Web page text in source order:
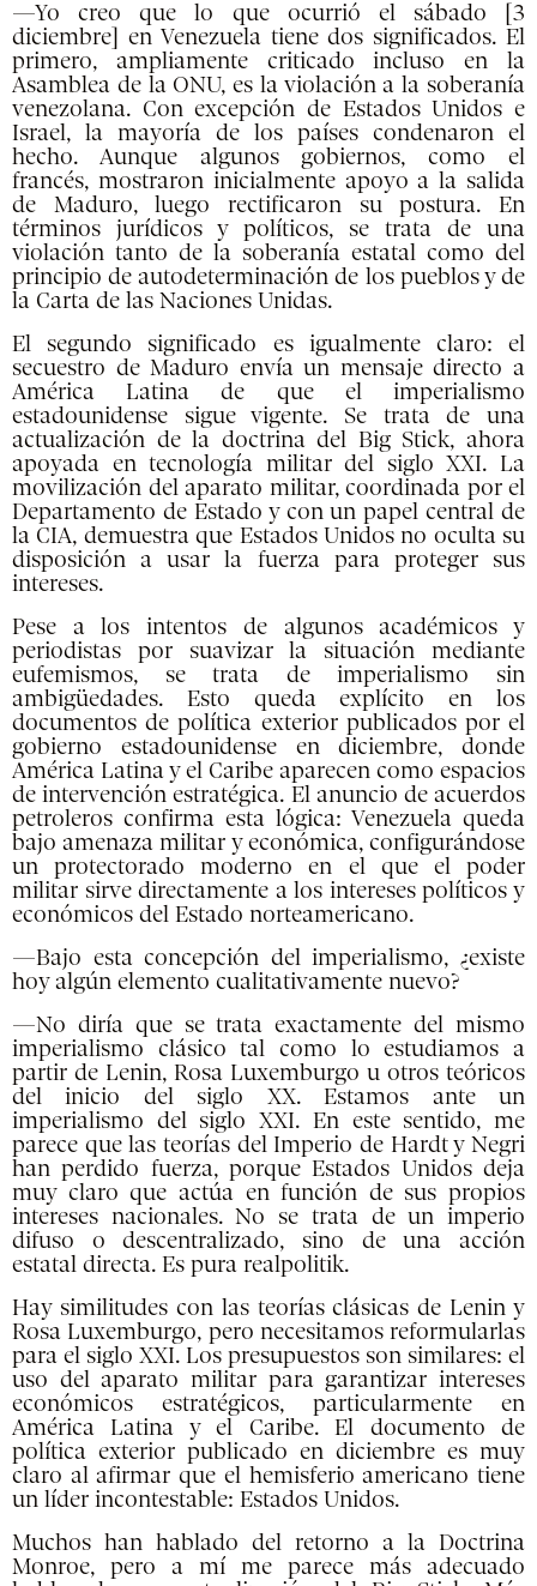
—Yo creo que lo que ocurrió el sábado [3
diciembre] en Venezuela tiene dos significados. El
primero, ampliamente criticado incluso en la
Asamblea de la ONU, es la violación a la soberanía
venezolana. Con excepción de Estados Unidos e
Israel, la mayoría de los países condenaron el
hecho. Aunque algunos gobiernos, como el
francés, mostraron inicialmente apoyo a la salida
de Maduro, luego rectificaron su postura. En
términos jurídicos y políticos, se trata de una
violación tanto de la soberanía estatal como del
principio de autodeterminación de los pueblos y de
la Carta de las Naciones Unidas.
El segundo significado es igualmente claro: el
secuestro de Maduro envía un mensaje directo a
América Latina de que el imperialismo
estadounidense sigue vigente. Se trata de una
actualización de la doctrina del Big Stick, ahora
apoyada en tecnología militar del siglo XXI. La
movilización del aparato militar, coordinada por el
Departamento de Estado y con un papel central de
la CIA, demuestra que Estados Unidos no oculta su
disposición a usar la fuerza para proteger sus
intereses.
Pese a los intentos de algunos académicos y
periodistas por suavizar la situación mediante
eufemismos, se trata de imperialismo sin
ambigüedades. Esto queda explícito en los
documentos de política exterior publicados por el
gobierno estadounidense en diciembre, donde
América Latina y el Caribe aparecen como espacios
de intervención estratégica. El anuncio de acuerdos
petroleros confirma esta lógica: Venezuela queda
bajo amenaza militar y económica, configurándose
un protectorado moderno en el que el poder
militar sirve directamente a los intereses políticos y
económicos del Estado norteamericano.
—Bajo esta concepción del imperialismo, ¿existe
hoy algún elemento cualitativamente nuevo?
—No diría que se trata exactamente del mismo
imperialismo clásico tal como lo estudiamos a
partir de Lenin, Rosa Luxemburgo u otros teóricos
del inicio del siglo XX. Estamos ante un
imperialismo del siglo XXI. En este sentido, me
parece que las teorías del Imperio de Hardt y Negri
han perdido fuerza, porque Estados Unidos deja
muy claro que actúa en función de sus propios
intereses nacionales. No se trata de un imperio
difuso o descentralizado, sino de una acción
estatal directa. Es pura realpolitik.
Hay similitudes con las teorías clásicas de Lenin y
Rosa Luxemburgo, pero necesitamos reformularlas
para el siglo XXI. Los presupuestos son similares: el
uso del aparato militar para garantizar intereses
económicos estratégicos, particularmente en
América Latina y el Caribe. El documento de
política exterior publicado en diciembre es muy
claro al afirmar que el hemisferio americano tiene
un líder incontestable: Estados Unidos.
Muchos han hablado del retorno a la Doctrina
Monroe, pero a mí me parece más adecuado